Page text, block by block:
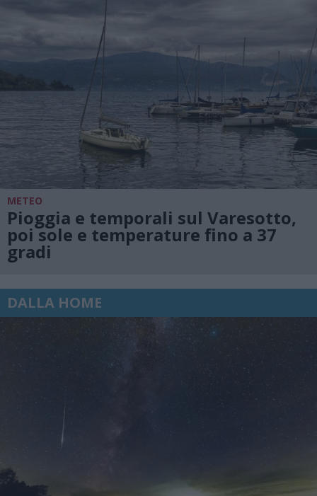
METEO
Pioggia e temporali sul Varesotto,
poi sole e temperature fino a 37
gradi
DALLA HOME